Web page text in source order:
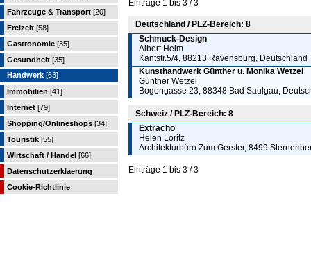
Fahrzeuge & Transport [20]
Freizeit [58]
Gastronomie [35]
Gesundheit [35]
Handwerk [63]
Immobilien [41]
Internet [79]
Shopping/Onlineshops [34]
Touristik [55]
Wirtschaft / Handel [66]
Datenschutzerklaerung
Cookie-Richtlinie
Einträge 1 bis 3 / 3
Deutschland / PLZ-Bereich: 8
Schmuck-Design
Albert Heim
Kantstr.5/4, 88213 Ravensburg, Deutschland
Kunsthandwerk Günther u. Monika Wetzel
Günther Wetzel
Bogengasse 23, 88348 Bad Saulgau,
Schweiz / PLZ-Bereich: 8
Extracho
Helen Loritz
Architekturbüro Zum Gerster, 8499
Einträge 1 bis 3 / 3